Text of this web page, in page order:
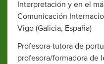
Interpretación y en el
Comunicación
Vigo (Galicia, España)
Profesora-tutora de
profesora/formadora de